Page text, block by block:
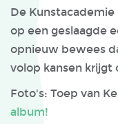
De
op een geslaagde
opnieuw bewees
volop kansen krijgt
Foto's: Toep van
album!